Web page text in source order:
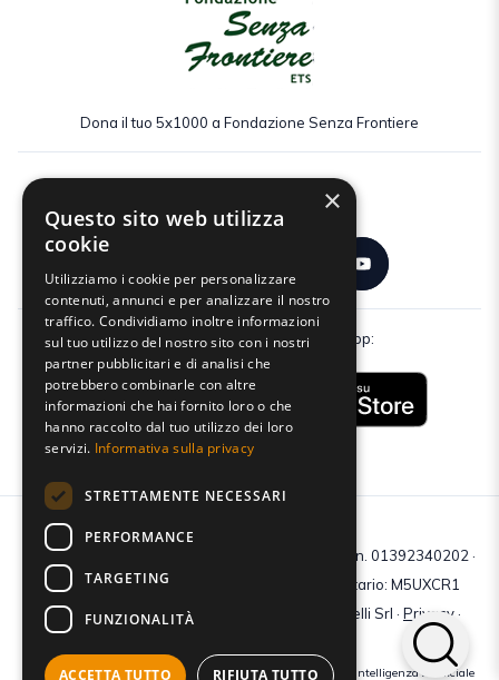
Dona il tuo 5x1000 a Fondazione Senza Frontiere
Scarica gratuitamente la nostra app:
C.F e P.IVA: 01392340202 · Reg.Imp. di Mantova: n. 01392340202 ·
Capitale sociale € 210.400 i.v. · Codice destinatario: M5UXCR1
© 2026 Tutti i diritti riservati · Centro Studi Castelli Srl · Privacy·
Crediti immagini: bigstockphoto | generate tramite modelli di Intelligenza Artificiale
×
Questo sito web utilizza
cookie
Utilizziamo i cookie per personalizzare
contenuti, annunci e per analizzare il nostro
traffico. Condividiamo inoltre informazioni
sul tuo utilizzo del nostro sito con i nostri
partner pubblicitari e di analisi che
potrebbero combinarle con altre
informazioni che hai fornito loro o che
hanno raccolto dal tuo utilizzo dei loro
servizi. Informativa sulla privacy
STRETTAMENTE NECESSARI
PERFORMANCE
TARGETING
FUNZIONALITÀ
ACCETTA TUTTO RIFIUTA TUTTO